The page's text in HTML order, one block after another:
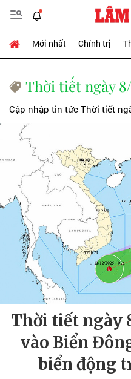
Mới nhất Chính trị
Thời tiết ngày
Cập nhập tin tức Thời tiết
Thời tiết ngày
vào Biển
biển động